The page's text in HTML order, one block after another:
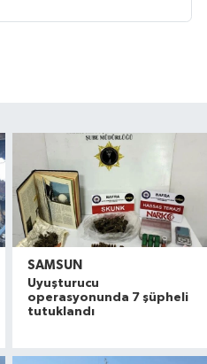
SAMSUN
Uyuşturucu
operasyonunda 7 şüpheli
tutuklandı